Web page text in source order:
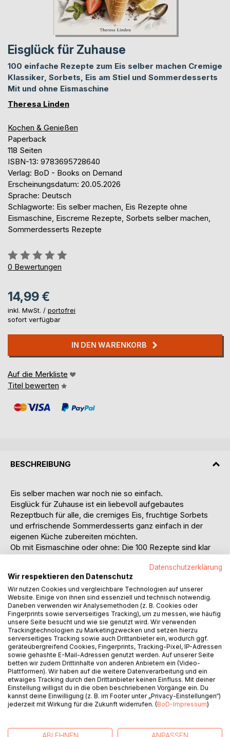
Eisglück für Zuhause
100 einfache Rezepte zum Eis selber machen Cremige
Klassiker, Sorbets, Eis am Stiel und Sommerdesserts
Mit und ohne Eismaschine
Theresa Linden
Kochen & Genießen
Paperback
118 Seiten
ISBN-13: 9783695728640
Verlag: BoD - Books on Demand
Erscheinungsdatum: 20.05.2026
Sprache: Deutsch
Schlagworte: Eis selber machen, Eis Rezepte ohne
Eismaschine, Eiscreme Rezepte, Sorbets selber machen,
Sommerdesserts Rezepte
Bewertung::
0%
0 Bewertungen
14,99 €
inkl. MwSt. / portofrei
sofort verfügbar
IN DEN WARENKORB
Auf die Merkliste
Titel bewerten
BESCHREIBUNG
Eis selber machen war noch nie so einfach.
Eisglück für Zuhause ist ein liebevoll aufgebautes
Rezeptbuch für alle, die cremiges Eis, fruchtige Sorbets
und erfrischende Sommerdesserts ganz einfach in der
eigenen Küche zubereiten möchten.
Ob mit Eismaschine oder ohne: Die 100 Rezepte sind klar
deutschen Supermärkten leicht erhältlich sind.
Von klassischem Vanilleeis über Erdbeereis,
Schokoladeneis und Joghurt-Eis bis hin zu Eis am Stiel,
veganen Ideen und schnellen Desserts bietet dieses Buch
eine vielseitige Sammlung für warme Tage, Familienfeste,
Kindergeburtstage oder den kleinen Genuss
zwischendurch.
Das erwartet Sie in diesem Buch:
100 einfache Eisrezepte für zu Hause
Rezepte mit und ohne Eismaschine
Cremige Klassiker wie Vanille, Schokolade und Stracciatella
Fruchtige Sorten mit Erdbeeren, Himbeeren, Kirschen und
Apfel
Erfrischende Sorbets und vegane Eisideen
Schnelle Sommerdesserts mit Eis
Datenschutzerklärung
Wir respektieren den Datenschutz
Wir nutzen Cookies und vergleichbare Technologien auf unserer
Website. Einige von ihnen sind essenziell und technisch notwendig.
Daneben verwenden wir Analysemethoden (z. B. Cookies oder
Fingerprints sowie serverseitiges Tracking), um zu messen, wie häufig
unsere Seite besucht und wie sie genutzt wird. Wir verwenden
Trackingtechnologien zu Marketingzwecken und setzen hierzu
serverseitiges Tracking sowie auch Drittanbieter ein, wodurch ggf.
geräteübergreifend Cookies, Fingerprints, Tracking-Pixel, IP-Adressen
sowie gehashte E-Mail-Adressen genutzt werden. Auf unserer Seite
betten wir zudem Drittinhalte von anderen Anbietern ein (Video-
Plattformen). Wir haben auf die weitere Datenverarbeitung und ein
etwaiges Tracking durch den Drittanbieter keinen Einfluss. Mit deiner
Einstellung willigst du in die oben beschriebenen Vorgänge ein. Du
kannst deine Einwilligung (z. B. im Footer unter „Privacy-Einstellungen“)
jederzeit mit Wirkung für die Zukunft widerrufen. (BoD-Impressum)